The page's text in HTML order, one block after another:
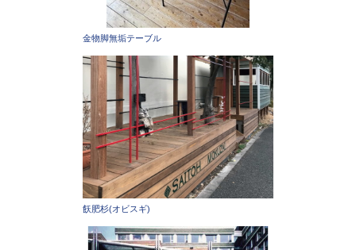
金物脚無垢テーブル
飫肥杉(オビスギ)